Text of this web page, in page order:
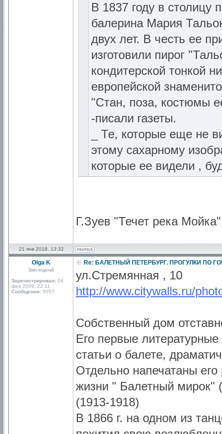
В 1837 году в столицу
балерина Мария
двух лет. В честь ее
изготовили пирог
кондитерской тонкой
европейской
"Стан, поза, костюмы
-писали газеты.
_ Те, которые еще не
этому сахарному
которые ее видели ,
Г.Зуев "Течет река
21 янв 2018, 13:32
Olga K
Завсегдатай
Зарегистрирован: 04
фев 2009, 22:11
Сообщения: 5057
Re: БАЛЕТНЫЙ ПЕТЕРБУРГ. ПРОГУЛКИ ПО
ул.Стремянная , 10
http://www.citywalls.ru/
Собственный дом
Его первые
статьи о балете,
Отдельно напечатаны
жизни " Балетный мирок"
(1913-1918)
В 1866 г. на одном из